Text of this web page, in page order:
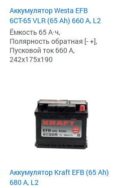
Аккумулятор Westa EFB
6СТ-65 VLR (65 Ah) 660 А, L2
Ёмкость 65 А·ч,
Полярность обратная [- +],
Пусковой ток 660 А,
242x175x190
Аккумулятор Kraft EFB (65 Ah)
680 А, L2